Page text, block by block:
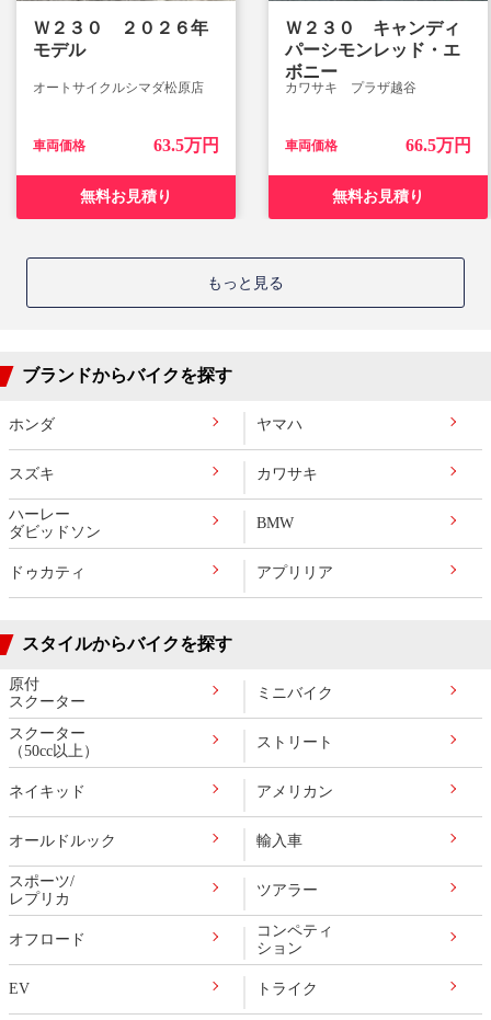
Ｗ２３０ ２０２６年
モデル
オートサイクルシマダ松原店
車両価格 63.5万円
無料お見積り
Ｗ２３０ キャンディ
パーシモンレッド・エ
ボニー
カワサキ プラザ越谷
車両価格 66.5万円
無料お見積り
もっと見る
ブランドからバイクを探す
ホンダ ヤマハ
スズキ カワサキ
ハーレー
ダビッドソン
BMW
ドゥカティ アプリリア
スタイルからバイクを探す
原付
スクーター
ミニバイク
スクーター
（50cc以上）
ストリート
ネイキッド アメリカン
オールドルック 輸入車
スポーツ/
レプリカ
ツアラー
オフロード
コンペティ
ション
EV トライク